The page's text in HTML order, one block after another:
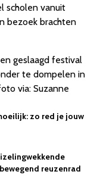
scholen vanuit
bezoek brachten
geslaagd festival
te dompelen in
via: Suzanne
zo red je jouw
reuzenrad